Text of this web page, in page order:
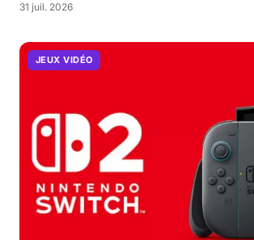
31 juil. 2026
JEUX VIDÉO